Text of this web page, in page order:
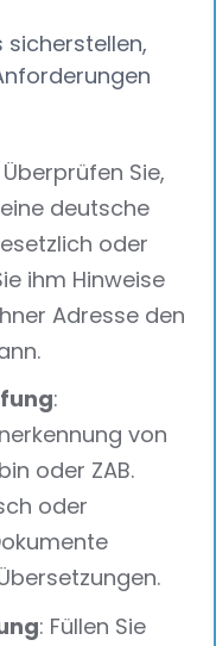
sicherstellen,
Überprüfen Sie,
deutsche
oder
ihm Hinweise
Adresse den
:
von
oder ZAB.
oder
: Füllen Sie